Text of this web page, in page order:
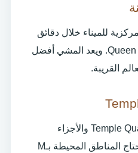
للميناء خلال دقائق
من The Centre أو Queen Square. ويعد المشي أفضل
القريبة.
تستغرق الرحلة سيراً إلى Temple Quay والأجزاء
الشرقية وقتاً قصيراً، بينما تحتاج المناطق المحيطة بـM